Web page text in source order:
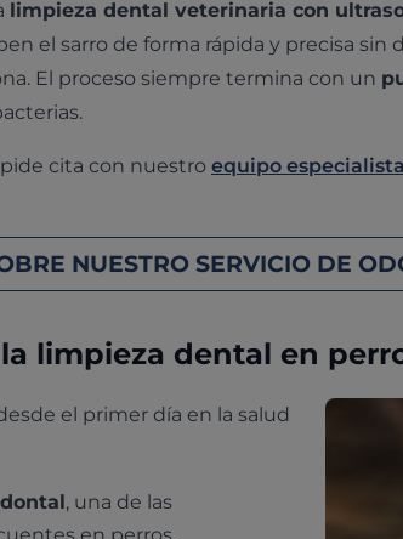
limpieza dental veterinaria con
el sarro de forma rápida y precisa sin
El proceso siempre termina con un
pide cita con nuestro equipo
NUESTRO SERVICIO DE
limpieza dental en
el primer día en la salud
, una de las